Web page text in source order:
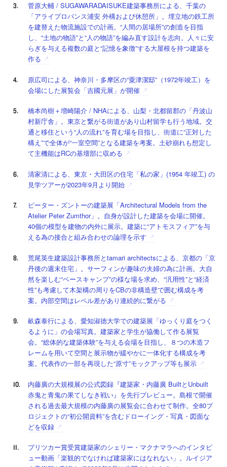
菅原大輔 / SUGAWARADAISUKE建築事務所による、千葉の
「アライプロバンス浦安 外構および休憩所」。埋立地の鉄工所
を建替えた物流施設での計画。“人間の居場所”の創造を目指
し、“土地の物語”と“人の物語”を編み直す設計を志向。人々に安
らぎを与える複数の庭と“記憶を象徴”する大屋根を持つ建築を
作る
原広司による、神奈川・多摩区の“粟津潔邸”（1972年竣工）を
会場にした展覧会「吉國元展」が開催
橋本尚樹＋増崎陽介 / NHAによる、山梨・北都留郡の「丹波山
村新庁舎」。東京と繋がる街道があり山村留学も行う地域。交
通と移住という“人の流れ”を育む場を目指し、街道に“正対した
構え”で全体が“一室空間”となる建築を考案。土砂崩れも想定し
て主機能はRCの基壇部に収める
清家清による、東京・大田区の住宅「私の家」(1954 年竣工) の
見学ツアーが2023年9月より開始
ピーター・ズントーの建築展「Architectural Models from the
Atelier Peter Zumthor」。自身が設計した建築を会場に開催。
40個の模型を建物の内外に展示。建築に“アトモスフィア”を与
える為の接合と組み合わせの論理を示す
荒尾英生建築設計事務所とtamari architectsによる、京都の「京
丹後の週末住宅」。サーフィンが趣味の夫婦の為に計画。大自
然を楽しむ“ベースキャンプ”の様な場を求め、“汎用性”と“経済
性”も考慮して木架構の周りをCBの非構造壁で囲む構成を考
案。内部空間はレベル差があり連続的に繋がる
畝森泰行による、愛知淑徳大学での建築展「ゆっくり庭をつく
るように」の会場写真。建築家と学生が協働して作る展覧
会。“総体的な建築体験”を与える会場を目指し、８つの木造フ
レームを用いて空間と展示物が緩やかに一体化する構成を考
案。代表作の一部を再現した“原寸”モックアップ等も展示
内藤廣の大規模展の公式図録『建築家・内藤廣 BuiltとUnbuilt
赤鬼と青鬼の果てしなき戦い』を先行プレビュー。島根で開催
される過去最大規模の内藤廣の展覧会に合わせて制作。全80プ
ロジェクトの“初公開資料”を含むドローイング・写真・図面な
どを収録
プリツカー賞受賞建築家のシェリー・マクナマラへのインタビ
ュー動画「楽観的でなければ建築家にはなれない」。ルイジア